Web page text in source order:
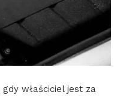
właściciel jest za